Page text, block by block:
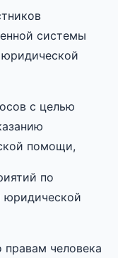
системы
с целью
помощи,
по
юридической
правам человека